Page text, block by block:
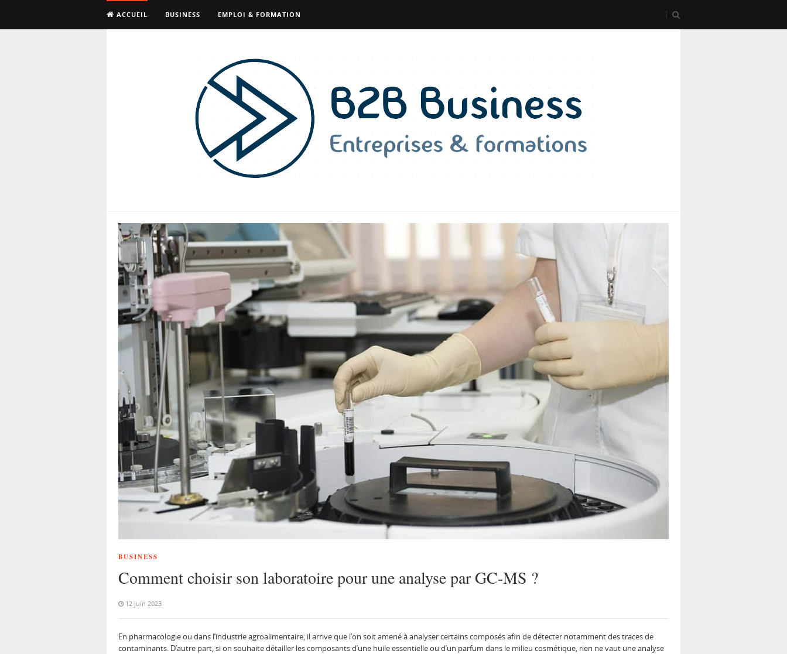
ACCUEIL BUSINESS EMPLOI & FORMATION
BUSINESS
Comment choisir son laboratoire pour une analyse par GC-MS ?
12 juin 2023
En pharmacologie ou dans l’industrie agroalimentaire, il arrive que l’on soit amené à analyser certains composés afin de détecter notamment des traces de
contaminants. D’autre part, si on souhaite détailler les composants d’une huile essentielle ou d’un parfum dans le milieu cosmétique, rien ne vaut une analyse